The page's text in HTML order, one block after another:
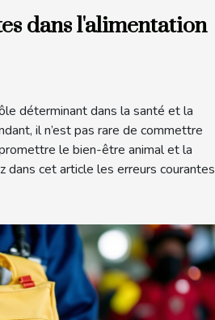
dans l'alimentation
déterminant dans la santé et la
il n’est pas rare de commettre
le bien-être animal et la
dans cet article les erreurs courantes